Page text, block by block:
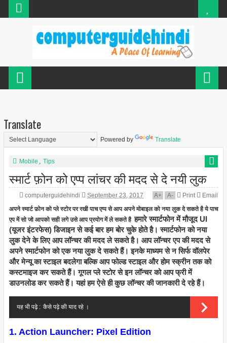
Translate
Powered by Translate
Mobile , Tips
स्मार्ट फ़ोन को एप्प लांचर की मदद से दे नयी लुक
computerguidehindi September 23, 2017 A+ A- Print
Email
अपने स्मार्ट फ़ोन को प्ले स्टोर पर रखी पाच एप्प से आप अपने मोबाइल को नया लुक दे सकते है ये पाच
एप में सो जो आपको सही लगे उसे आप प्रयोग में ले सकते हैहमारे स्मार्टफोन में मौजूद UI
(यूजर इंटरफेस) डिजाइन से कई बार हम बोर चुके होते है। स्मार्टफोन को नया
लुक देने के लिए आप लॉन्चर की मदद ले सकते है। आप लॉन्चर एप की मदद से
अपने स्मार्टफोन को एक नया लुक दे सकते हैं। इनके माध्यम से न सिर्फ वॉलपेर
और मेन्यू का स्टाइल बदलेगा बल्कि आप फोल्ड स्टाइल और होम स्क्रीन तक को
कस्टमाइज कर सकते हैं। गूगल प्ले स्टोर से इन लॉन्चर को आप फ्री में
डाउनलोड कर सकते हैं। यहां हम ऐसे ही कुछ लॉन्चर की जानकारी दे रहे हैं।
यह भी पढ़े : कैसे पढ़े की याद रहे ।
1. Action Launcher: Pixel Edition